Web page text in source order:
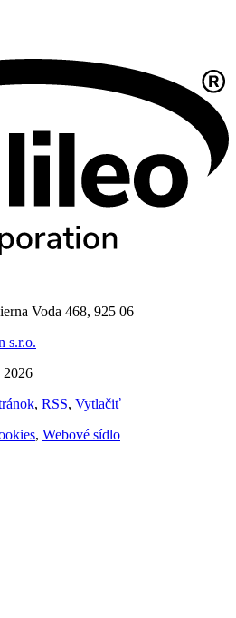
Voda 468, 925 06
s.r.o.
2026
, RSS, Vytlačiť
, Webové sídlo